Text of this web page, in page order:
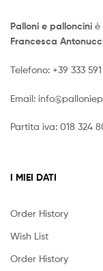
Palloni e palloncini è
Francesca
Telefono: +39 333
Email:
Partita iva: 018 324
I MIEI DATI
Order History
Wish List
Order History